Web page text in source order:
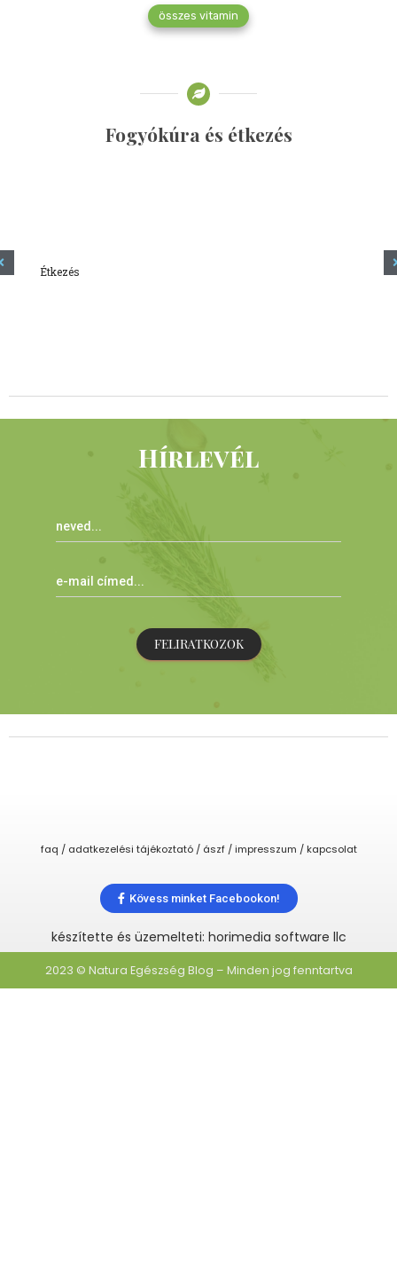
összes vitamin
Fogyókúra és étkezés
Étkezés
Hírlevél
FELIRATKOZOK
faq / adatkezelési tájékoztató / ászf / impresszum / kapcsolat
Kövess minket Facebookon!
készítette és üzemelteti: horimedia software llc
2023 © Natura Egészség Blog – Minden jog fenntartva